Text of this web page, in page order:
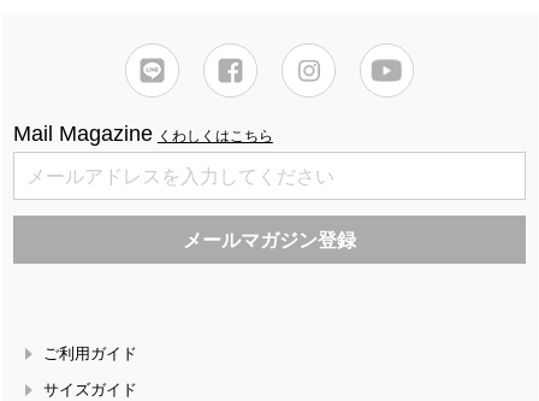
Mail Magazine くわしくはこちら
ご利用ガイド
サイズガイド